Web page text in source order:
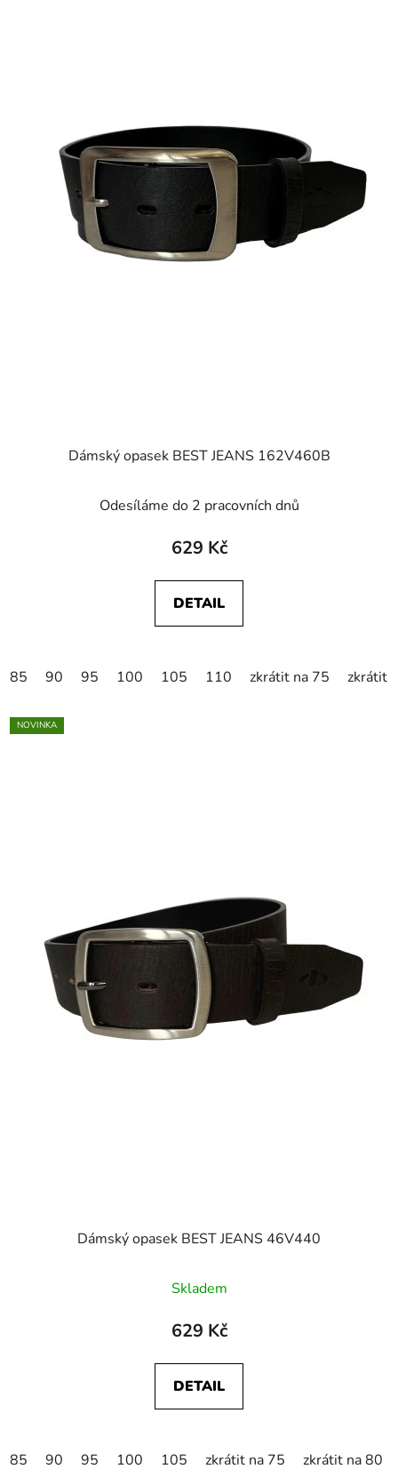
Dámský opasek BEST JEANS 162V460B
Odesíláme do 2 pracovních dnů
629 Kč
DETAIL
85 90 95 100 105 110 zkrátit na 75 zkrátit
NOVINKA
Dámský opasek BEST JEANS 46V440
Skladem
629 Kč
DETAIL
85 90 95 100 105 zkrátit na 75 zkrátit na 80